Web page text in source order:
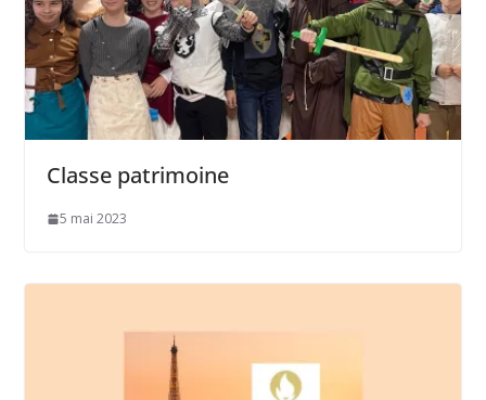
Classe patrimoine
5 mai 2023